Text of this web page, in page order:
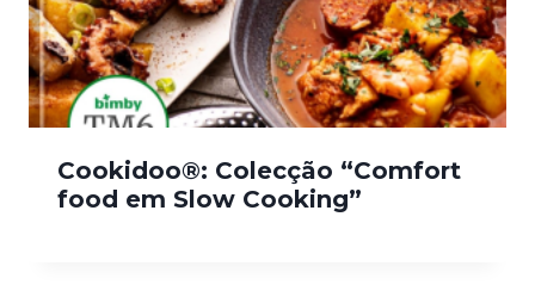
Cookidoo®: Colecção “Comfort
food em Slow Cooking”